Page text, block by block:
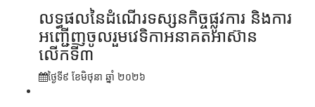
លទ្ធផលនៃដំណើរទស្សនកិច្ចផ្លូវការ និងការ
អញ្ជើញចូលរួមវេទិកាអនាគតអាស៊ាន
លើកទី៣
ថ្ងៃទី៩ ខែ​មិថុនា ឆ្នាំ ២០២៦